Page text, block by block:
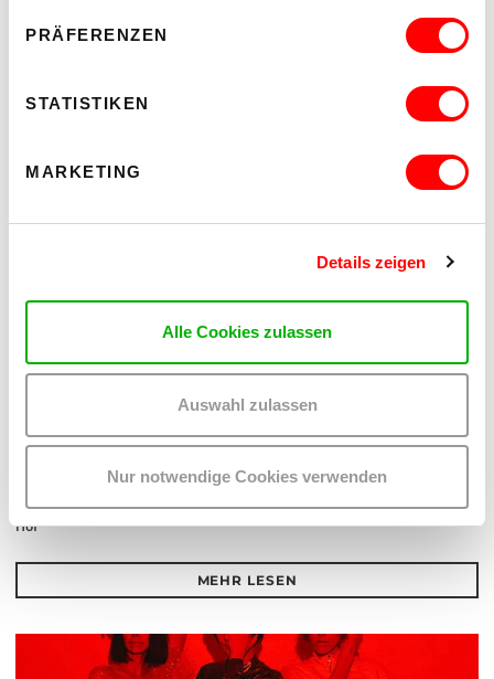
PRÄFERENZEN
STATISTIKEN
MARKETING
Details zeigen
Alle Cookies zulassen
Auswahl zulassen
Nur notwendige Cookies verwenden
PLATZKONZERTE 2026
Hof
MEHR LESEN